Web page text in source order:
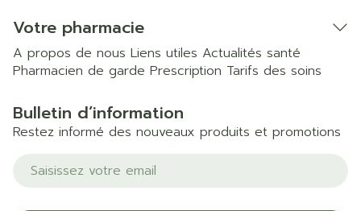
Votre pharmacie
A propos de nous Liens utiles Actualités santé
Pharmacien de garde Prescription Tarifs des soins
Bulletin d’information
Restez informé des nouveaux produits et promotions
Adresse mail